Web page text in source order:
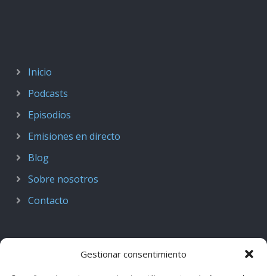
Gestionar consentimiento
Inicio
Podcasts
Episodios
Emisiones en directo
Blog
Sobre nosotros
Contacto